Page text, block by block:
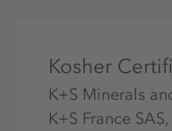
Kosher
K+S Minerals
K+S France